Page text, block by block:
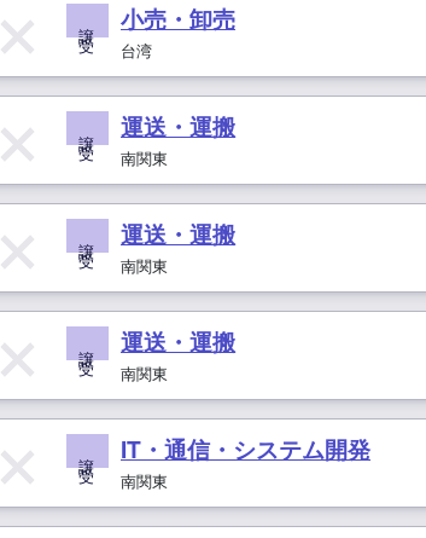
小売・卸売
台湾
運送・運搬
南関東
運送・運搬
南関東
運送・運搬
南関東
IT・通信・システム開発
南関東